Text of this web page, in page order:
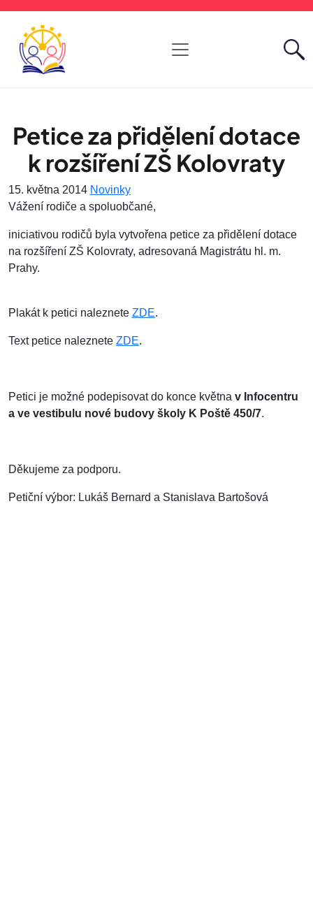
Petice za přidělení dotace
k rozšíření ZŠ Kolovraty
15. května 2014 Novinky
Vážení rodiče a spoluobčané,
iniciativou rodičů byla vytvořena petice za přidělení dotace
na rozšíření ZŠ Kolovraty, adresovaná Magistrátu hl. m.
Prahy.
Plakát k petici naleznete ZDE.
Text petice naleznete ZDE.
Petici je možné podepisovat do konce května v Infocentru
a ve vestibulu nové budovy školy K Poště 450/7.
Děkujeme za podporu.
Petiční výbor: Lukáš Bernard a Stanislava Bartošová